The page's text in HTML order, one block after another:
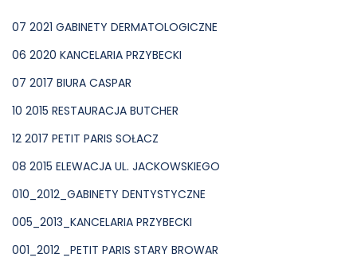
07 2021 GABINETY DERMATOLOGICZNE
06 2020 KANCELARIA PRZYBECKI
07 2017 BIURA CASPAR
10 2015 RESTAURACJA BUTCHER
12 2017 PETIT PARIS SOŁACZ
08 2015 ELEWACJA UL. JACKOWSKIEGO
010_2012_GABINETY DENTYSTYCZNE
005_2013_KANCELARIA PRZYBECKI
001_2012 _PETIT PARIS STARY BROWAR